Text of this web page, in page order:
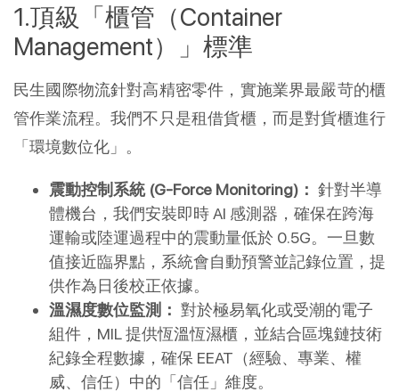
頂級「櫃管（Container
Management）」標準
民生國際物流針對高精密零件，實施業界最嚴苛的櫃
管作業流程。我們不只是租借貨櫃，而是對貨櫃進行
「環境數位化」。
震動控制系統 (G-Force Monitoring)： 針對半導
體機台，我們安裝即時 AI 感測器，確保在跨海
運輸或陸運過程中的震動量低於 0.5G。一旦數
值接近臨界點，系統會自動預警並記錄位置，提
供作為日後校正依據。
溫濕度數位監測： 對於極易氧化或受潮的電子
組件，MIL 提供恆溫恆濕櫃，並結合區塊鏈技術
紀錄全程數據，確保 EEAT（經驗、專業、權
威、信任）中的「信任」維度。